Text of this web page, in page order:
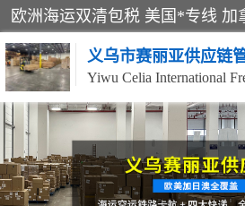
义乌市赛丽亚供应链
美森快船 欧
加拿大海运/空运-双清到 澳